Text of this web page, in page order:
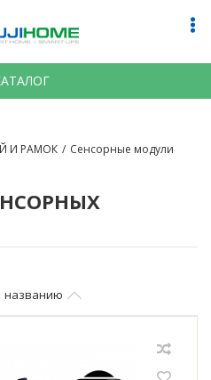
И РАМОК Сенсорные модули
названию